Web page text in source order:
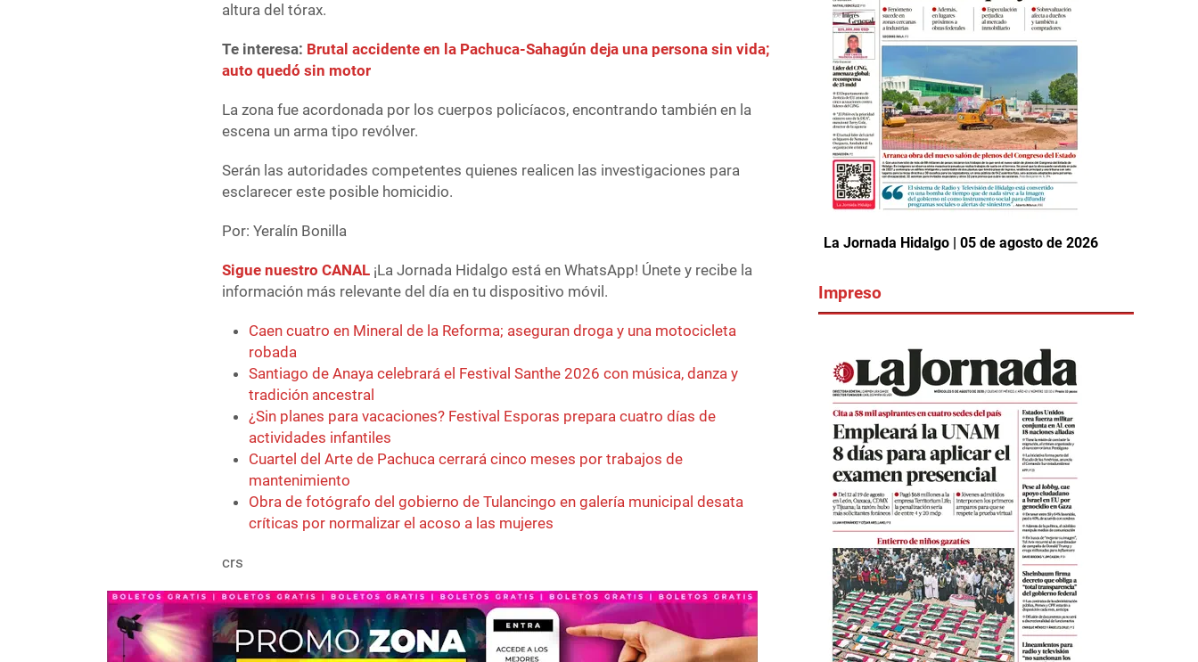
altura del tórax.
Te interesa: Brutal accidente en la Pachuca-Sahagún deja una persona sin vida;
auto quedó sin motor
La zona fue acordonada por los cuerpos policíacos, encontrando también en la
escena un arma tipo revólver.
Serán las autoridades competentes quienes realicen las investigaciones para
esclarecer este posible homicidio.
Por: Yeralín Bonilla
Sigue nuestro CANAL ¡La Jornada Hidalgo está en WhatsApp! Únete y recibe la
información más relevante del día en tu dispositivo móvil.
Caen cuatro en Mineral de la Reforma; aseguran droga y una motocicleta
robada
Santiago de Anaya celebrará el Festival Santhe 2026 con música, danza y
tradición ancestral
¿Sin planes para vacaciones? Festival Esporas prepara cuatro días de
actividades infantiles
Cuartel del Arte de Pachuca cerrará cinco meses por trabajos de
mantenimiento
Obra de fotógrafo del gobierno de Tulancingo en galería municipal desata
críticas por normalizar el acoso a las mujeres
crs
La Jornada Hidalgo | 05 de agosto de 2026
Impreso